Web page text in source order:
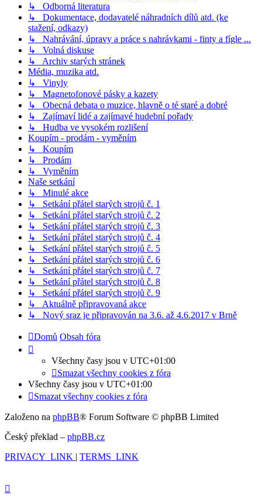
↳ Odborná literatura
↳ Dokumentace, dodavatelé náhradních dílů atd. (ke
stažení, odkazy)
↳ Nahrávání, úpravy a práce s nahrávkami - finty a fígle ...
↳ Volná diskuse
↳ Archiv starých stránek
Média, muzika atd.
↳ Vinyly
↳ Magnetofonové pásky a kazety
↳ Obecná debata o muzice, hlavně o té staré a dobré
↳ Zajímaví lidé a zajímavé hudební pořady
↳ Hudba ve vysokém rozlišení
Koupím - prodám - vyměním
↳ Koupím
↳ Prodám
↳ Vyměním
Naše setkání
↳ Minulé akce
↳ Setkání přátel starých strojů č. 1
↳ Setkání přátel starých strojů č. 2
↳ Setkání přátel starých strojů č. 3
↳ Setkání přátel starých strojů č. 4
↳ Setkání přátel starých strojů č. 5
↳ Setkání přátel starých strojů č. 6
↳ Setkání přátel starých strojů č. 7
↳ Setkání přátel starých strojů č. 8
↳ Setkání přátel starých strojů č. 9
↳ Aktuálně připravovaná akce
↳ Nový sraz je připravován na 3.6. až 4.6.2017 v Brně
Domů Obsah fóra
Všechny časy jsou v UTC+01:00
Smazat všechny cookies z fóra
Všechny časy jsou v UTC+01:00
Smazat všechny cookies z fóra
Založeno na phpBB® Forum Software © phpBB Limited
Český překlad – phpBB.cz
PRIVACY_LINK | TERMS_LINK